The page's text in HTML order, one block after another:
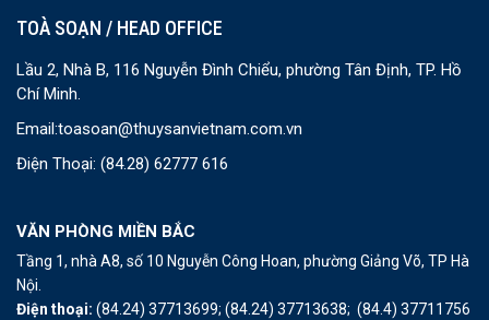
TOÀ SOẠN / HEAD OFFICE
Lầu 2, Nhà B, 116 Nguyễn Đình Chiểu, phường Tân Định, TP. Hồ
Chí Minh.
Email:toasoan@thuysanvietnam.com.vn
Điện Thoại: (84.28) 62777 616
VĂN PHÒNG MIỀN BẮC
Tầng 1, nhà A8, số 10 Nguyễn Công Hoan, phường Giảng Võ, TP Hà
Nội.
Điện thoại: (84.24) 37713699; (84.24) 37713638; (84.4) 37711756